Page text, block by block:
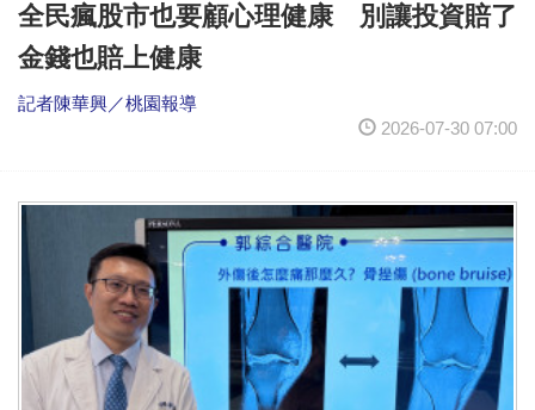
全民瘋股市也要顧心理健康 別讓投資賠了
金錢也賠上健康
記者陳華興／桃園報導
2026-07-30 07:00